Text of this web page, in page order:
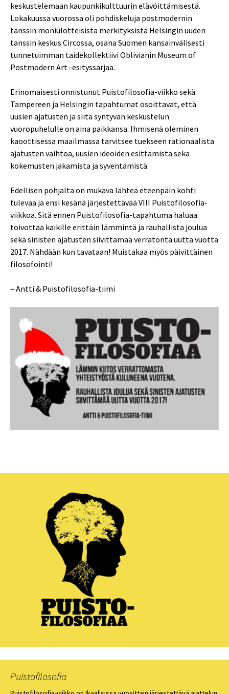
keskustelemaan kaupunkikulttuurin elävöittämisestä.
Lokakuussa vuorossa oli pohdiskeluja postmodernin
tanssin moniulotteisista merkityksistä Helsingin uuden
tanssin keskus Circossa, osana Suomen kansainvälisesti
tunnetuimman taidekollektiivi Oblivianin Museum of
Postmodern Art -esityssarjaa.
Erinomaisesti onnistunut Puistofilosofia-viikko sekä
Tampereen ja Helsingin tapahtumat osoittavat, että
uusien ajatusten ja siitä syntyvän keskustelun
vuoropuhelulle on aina paikkansa. Ihmisenä oleminen
kaoottisessa maailmassa tarvitsee tuekseen rationaalista
ajatusten vaihtoa, uusien ideoiden esittämistä sekä
kokemusten jakamista ja syventämistä.
Edellisen pohjalta on mukava lähteä eteenpäin kohti
tulevaa ja ensi kesänä järjestettävää VIII Puistofilosofia-
viikkoa. Sitä ennen Puistofilosofia-tapahtuma haluaa
toivottaa kaikille erittäin lämmintä ja rauhallista joulua
sekä sinisten ajatusten siivittämää verratonta uutta vuotta
2017. Nähdään kun tavataan! Muistakaa myös päivittäinen
filosofointi!
– Antti & Puistofilosofia-tiimi
Puistofilosofia